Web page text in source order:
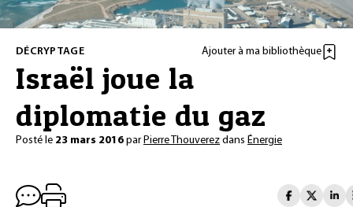
DÉCRYPTAGE Ajouter à ma bibliothèque
Israël joue la
diplomatie du gaz
Posté le 23 mars 2016 par Pierre Thouverez dans Énergie